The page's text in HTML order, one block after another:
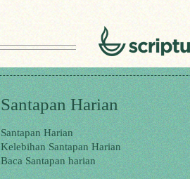
Santapan Harian
Santapan Harian
Kelebihan Santapan Harian
Baca Santapan harian